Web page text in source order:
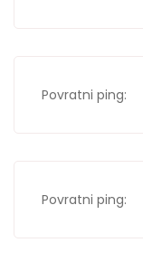
Povratni ping:
Povratni ping: